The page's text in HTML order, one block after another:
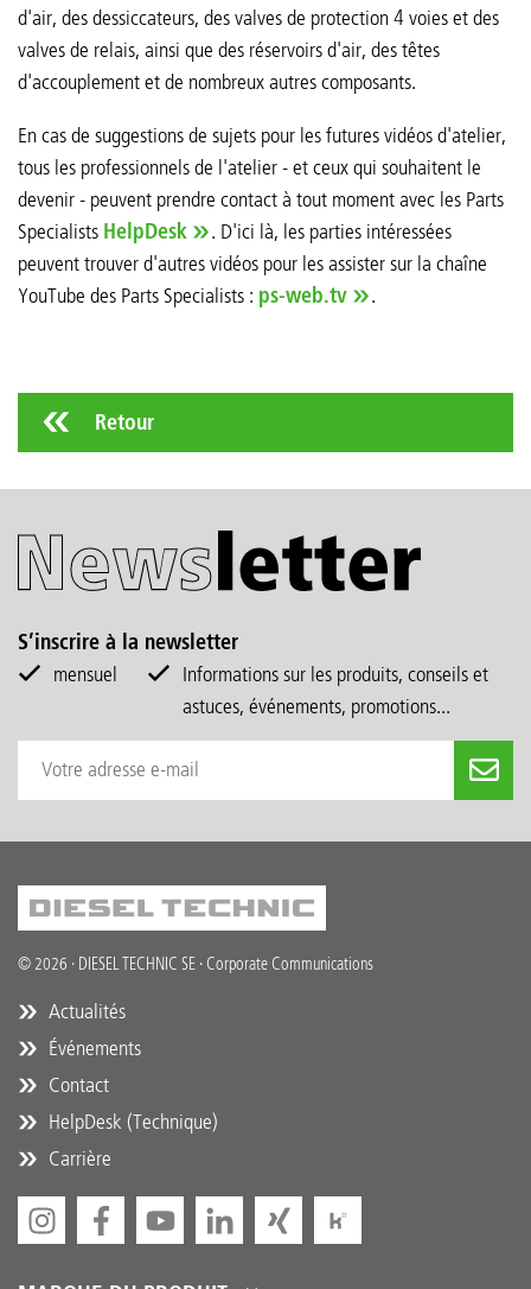
d'air, des dessiccateurs, des valves de protection 4 voies et des
valves de relais, ainsi que des réservoirs d'air, des têtes
d'accouplement et de nombreux autres composants.
En cas de suggestions de sujets pour les futures vidéos d'atelier,
tous les professionnels de l'atelier - et ceux qui souhaitent le
devenir - peuvent prendre contact à tout moment avec les Parts
Specialists HelpDesk
. D'ici là, les parties intéressées
peuvent trouver d'autres vidéos pour les assister sur la chaîne
YouTube des Parts Specialists : ps-web.tv .
Retour
S’inscrire à la newsletter
mensuel
Informations sur les produits, conseils et
astuces, événements, promotions...
© 2026 · DIESEL TECHNIC SE · Corporate Communications
Actualités
Événements
Contact
HelpDesk (Technique)
Carrière